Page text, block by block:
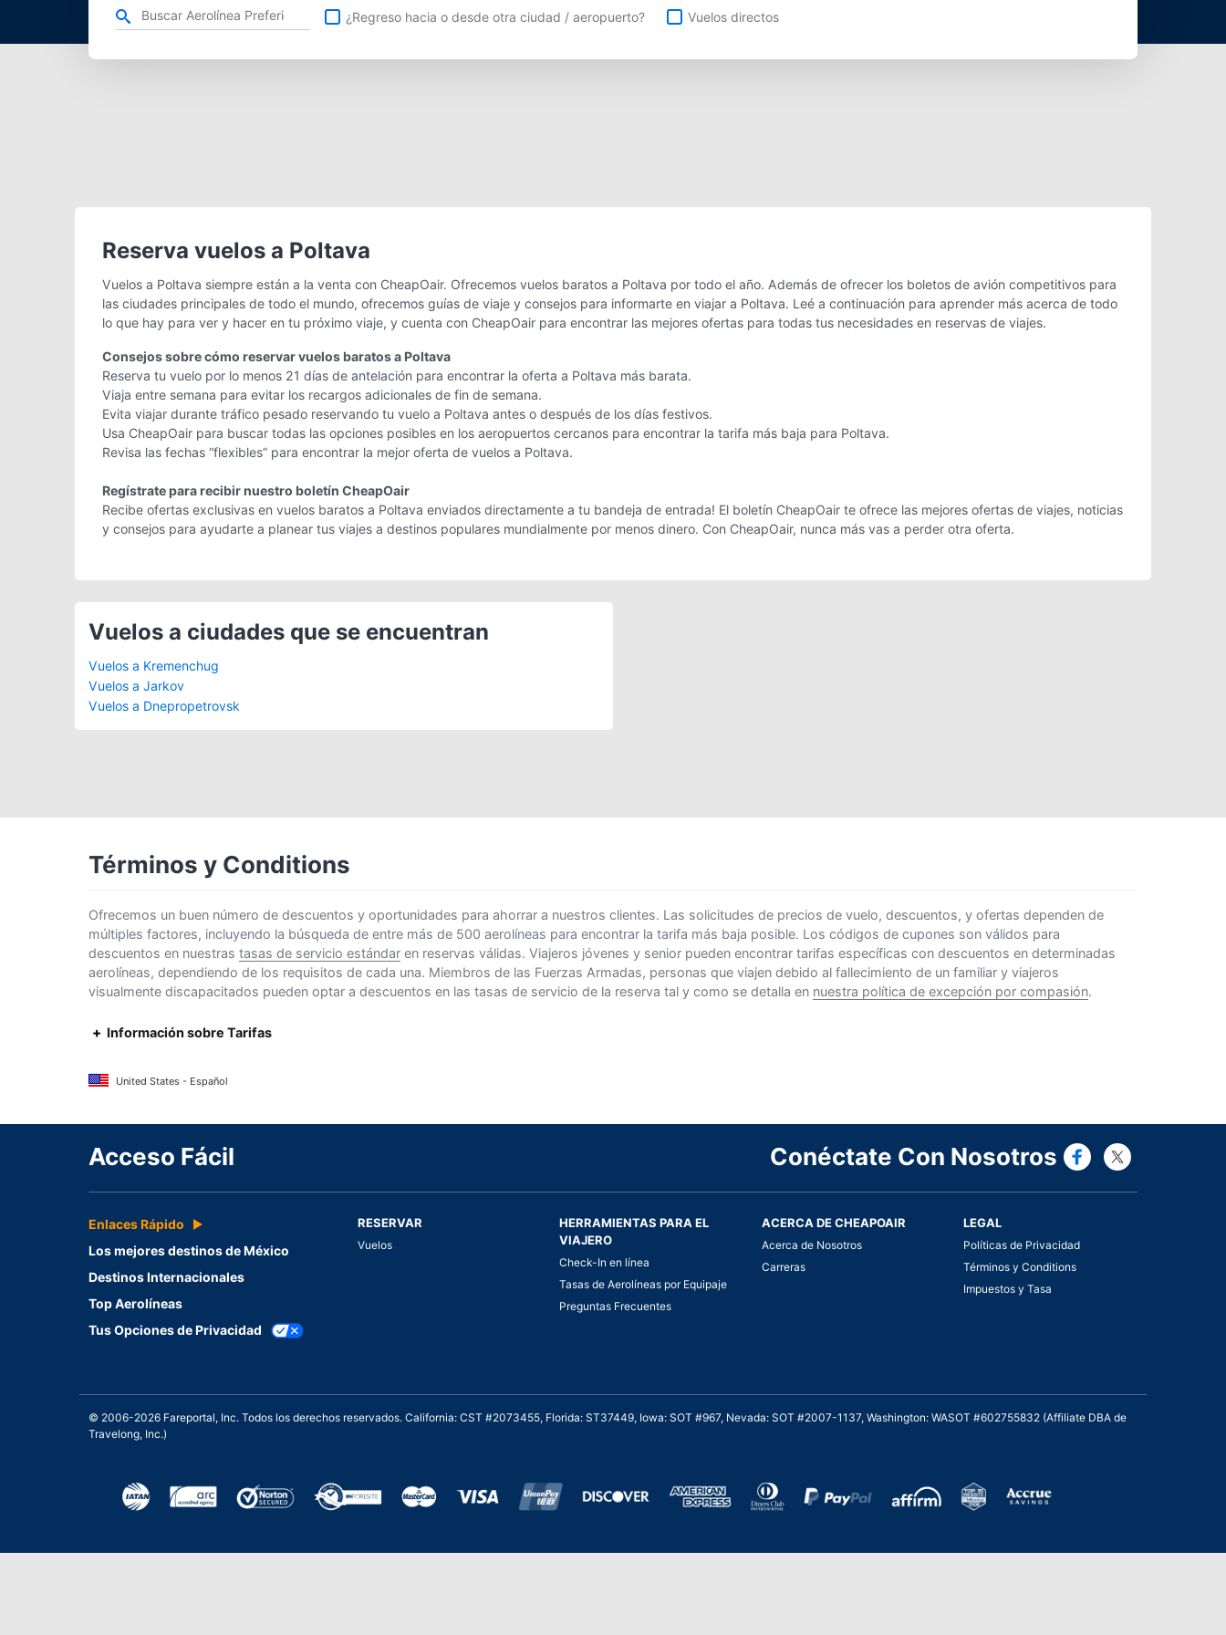
Refina tu búsqueda por aerolínea, ciudad o aeropuerto o vuelos directos
¿Regreso hacia o desde otra ciudad / aeropuerto? Vuelos directos
Reserva vuelos a Poltava
Vuelos a Poltava siempre están a la venta con CheapOair. Ofrecemos vuelos baratos a Poltava por todo el año. Además de ofrecer los boletos de avión competitivos para
las ciudades principales de todo el mundo, ofrecemos guías de viaje y consejos para informarte en viajar a Poltava. Leé a continuación para aprender más acerca de todo
lo que hay para ver y hacer en tu próximo viaje, y cuenta con CheapOair para encontrar las mejores ofertas para todas tus necesidades en reservas de viajes.
Consejos sobre cómo reservar vuelos baratos a Poltava
Reserva tu vuelo por lo menos 21 días de antelación para encontrar la oferta a Poltava más barata.
Viaja entre semana para evitar los recargos adicionales de fin de semana.
Evita viajar durante tráfico pesado reservando tu vuelo a Poltava antes o después de los días festivos.
Usa CheapOair para buscar todas las opciones posibles en los aeropuertos cercanos para encontrar la tarifa más baja para Poltava.
Revisa las fechas “flexibles” para encontrar la mejor oferta de vuelos a Poltava.
Regístrate para recibir nuestro boletín CheapOair
Recibe ofertas exclusivas en vuelos baratos a Poltava enviados directamente a tu bandeja de entrada! El boletín CheapOair te ofrece las mejores ofertas de viajes, noticias
y consejos para ayudarte a planear tus viajes a destinos populares mundialmente por menos dinero. Con CheapOair, nunca más vas a perder otra oferta.
Vuelos a ciudades que se encuentran
Vuelos a Kremenchug
Vuelos a Jarkov
Vuelos a Dnepropetrovsk
Términos y Conditions
Ofrecemos un buen número de descuentos y oportunidades para ahorrar a nuestros clientes. Las solicitudes de precios de vuelo, descuentos, y ofertas dependen de
múltiples factores, incluyendo la búsqueda de entre más de 500 aerolíneas para encontrar la tarifa más baja posible. Los códigos de cupones son válidos para
descuentos en nuestras tasas de servicio estándar en reservas válidas. Viajeros jóvenes y senior pueden encontrar tarifas específicas con descuentos en determinadas
aerolíneas, dependiendo de los requisitos de cada una. Miembros de las Fuerzas Armadas, personas que viajen debido al fallecimiento de un familiar y viajeros
visualmente discapacitados pueden optar a descuentos en las tasas de servicio de la reserva tal y como se detalla en nuestra política de excepción por compasión.
Información sobre Tarifas
United States - Español
Acceso Fácil Conéctate Con Nosotros Connect
Enlaces Rápido
Los mejores destinos de México
Destinos Internacionales
Top Aerolíneas
Tus Opciones de Privacidad
RESERVAR
Vuelos
HERRAMIENTAS PARA EL
VIAJERO
Check-In en línea
Tasas de Aerolíneas por Equipaje
Preguntas Frecuentes
ACERCA DE CHEAPOAIR
Acerca de Nosotros
Carreras
LEGAL
Políticas de Privacidad
Términos y Conditions
Impuestos y Tasa
© 2006-2026 Fareportal, Inc. Todos los derechos reservados. California: CST #2073455, Florida: ST37449, Iowa: SOT #967, Nevada: SOT #2007-1137, Washington: WASOT #602755832 (Affiliate DBA de
Travelong, Inc.)